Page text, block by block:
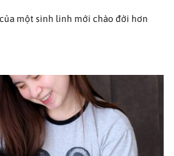
một sinh linh mới chào đời hơn